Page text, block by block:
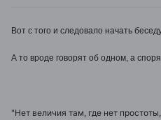
Вот с того и следовало начать
А то вроде говорят об одном, а
"Нет величия там, где нет